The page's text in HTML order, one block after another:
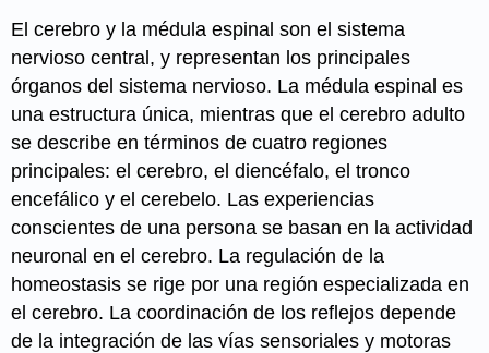
El cerebro y la médula espinal son el sistema
nervioso central, y representan los principales
órganos del sistema nervioso. La médula espinal es
una estructura única, mientras que el cerebro adulto
se describe en términos de cuatro regiones
principales: el cerebro, el diencéfalo, el tronco
encefálico y el cerebelo. Las experiencias
conscientes de una persona se basan en la actividad
neuronal en el cerebro. La regulación de la
homeostasis se rige por una región especializada en
el cerebro. La coordinación de los reflejos depende
de la integración de las vías sensoriales y motoras